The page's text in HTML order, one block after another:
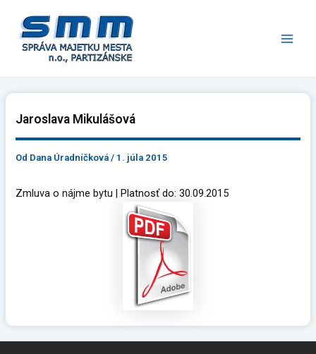
obsah
Jaroslava Mikulášová
Od Dana Úradníčková/ 1. júla 2015
Zmluva o nájme bytu | Platnosť do: 30.09.2015